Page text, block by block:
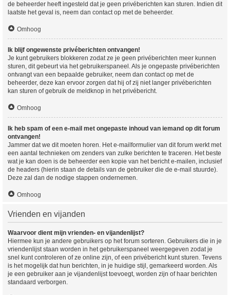
de beheerder heeft ingesteld dat je geen privéberichten kan sturen. Indien dit
laatste het geval is, neem dan contact op met de beheerder.
Omhoog
Ik blijf ongewenste privéberichten ontvangen!
Je kunt gebruikers blokkeren zodat ze je geen privéberichten meer kunnen
sturen, dit gebeurt via het gebruikerspaneel. Als je ongepaste privéberichten
ontvangt van een bepaalde gebruiker, neem dan contact op met de
beheerder, deze kan ervoor zorgen dat hij of zij niet langer privéberichten
kan sturen of gebruik de meldknop in het privébericht.
Omhoog
Ik heb spam of een e-mail met ongepaste inhoud van iemand op dit forum
ontvangen!
Jammer dat we dit moeten horen. Het e-mailformulier van dit forum werkt met
een aantal technieken om zenders van zulke berichten te traceren. Het beste
wat je kan doen is de beheerder een kopie van het bericht e-mailen, inclusief
de headers (hierin staan de details van de gebruiker die de e-mail stuurde).
Deze zal dan de nodige stappen ondernemen.
Omhoog
Vrienden en vijanden
Waarvoor dient mijn vrienden- en vijandenlijst?
Hiermee kun je andere gebruikers op het forum sorteren. Gebruikers die in je
vriendenlijst staan worden in het gebruikerspaneel weergegeven zodat je
snel kunt controleren of ze online zijn, of een privébericht kunt sturen. Tevens
is het mogelijk dat hun berichten, in je huidige stijl, gemarkeerd worden. Als
je een gebruiker aan je vijandenlijst toevoegt, worden zijn of haar berichten
standaard verborgen.